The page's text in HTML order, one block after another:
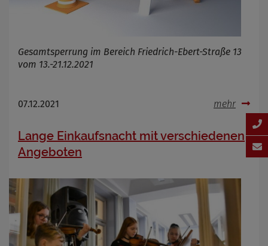
Gesamtsperrung im Bereich Friedrich-Ebert-Straße 13
vom 13.-21.12.2021
07.12.2021 mehr
Lange Einkaufsnacht mit verschiedenen
Angeboten